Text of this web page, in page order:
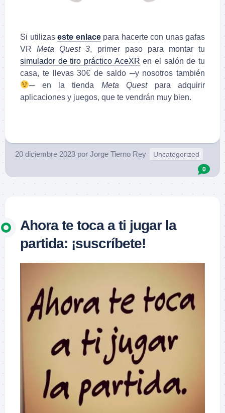
Si utilizas este enlacepara hacerte con unas gafas
VRMeta Quest 3, primer paso para montar tu
simulador de tiro práctico AceXR en el salón de tu
casa, te llevas 30€ de saldo ─y nosotros también
─ en la tienda Meta Questpara adquirir
aplicaciones y juegos, que te vendrán muy bien.
20 diciembre 2023 por Jorge Tierno Rey Uncategorized
0
Ahora te toca a ti jugar la
partida: ¡suscríbete!